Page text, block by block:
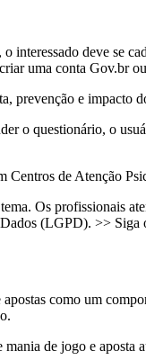
interessado deve
uma conta Gov.br ou
prevenção e impacto
o questionário, o
de Atenção
Os
(LGPD). >>
como um
de jogo e aposta